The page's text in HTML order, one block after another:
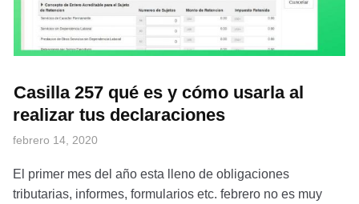
Casilla 257 qué es y cómo usarla al
realizar tus declaraciones
febrero 14, 2020
El primer mes del año esta lleno de obligaciones
tributarias, informes, formularios etc. febrero no es muy